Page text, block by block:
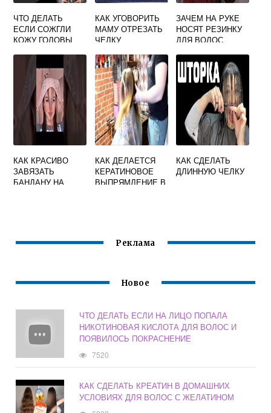
ЧТО ДЕЛАТЬ
ЕСЛИ СОЖГЛИ
КОЖУ ГОЛОВЫ
ОКРАШИВАНИИ
ВОЛОС
КАК УГОВОРИТЬ
МАМУ ОТРЕЗАТЬ
ЧЕЛКУ
ЗАЧЕМ НА РУКЕ
НОСЯТ РЕЗИНКУ
ДЛЯ ВОЛОС
КАК КРАСИВО
ЗАВЯЗАТЬ
БАНДАНУ НА
КАК ДЕЛАЕТСЯ
КЕРАТИНОВОЕ
ВЫПРЯМЛЕНИЕ В
КАК СДЕЛАТЬ
ДЛИННУЮ ЧЕЛКУ
Реклама
Новое
ЧТО ДЕЛАТЬ ЕСЛИ НА ЛИЦО ПОПАЛА
НИКОТИНОВАЯ КИСЛОТА ДЛЯ ВОЛОС И
ПОЯВИЛОСЬ ПОКРАСНЕНИЕ
7520
КАК СДЕЛАТЬ КРЕАТИН В ДОМАШНИХ
УСЛОВИЯХ ДЛЯ ВОЛОС С ЖЕЛАТИНОМ